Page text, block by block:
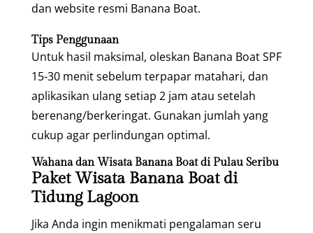
dan website resmi Banana Boat.
Tips Penggunaan
Untuk hasil maksimal, oleskan Banana Boat SPF
15-30 menit sebelum terpapar matahari, dan
aplikasikan ulang setiap 2 jam atau setelah
berenang/berkeringat. Gunakan jumlah yang
cukup agar perlindungan optimal.
Wahana dan Wisata Banana Boat di Pulau Seribu
Paket Wisata Banana Boat di
Tidung Lagoon
Jika Anda ingin menikmati pengalaman seru